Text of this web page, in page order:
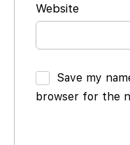
Website
Save my
browser for the